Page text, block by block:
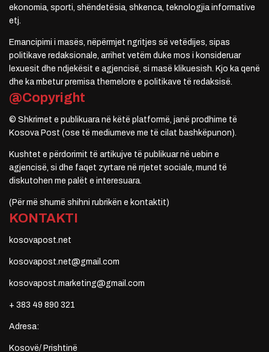
ekonomia, sporti, shëndetësia, shkenca, teknologjia informative
etj.
Emancipimi i masës, nëpërmjet ngritjes së vetëdijes, sipas
politikave redaksionale, arrihet vetëm duke mos i konsideruar
lexuesit dhe ndjekësit e agjencisë, si masë klikuesish. Kjo ka qenë
dhe ka mbetur premisa themelore e politikave të redaksisë.
@Copyright
© Shkrimet e publikuara në këtë platformë, janë prodhime të
Kosova Post (ose të mediumeve me të cilat bashkëpunon).
Kushtet e përdorimit të artikujve të publikuar në uebin e
agjencisë, si dhe faqet zyrtare në rrjetet sociale, mund të
diskutohen me palët e interesuara.
(Për më shumë shihni rubrikën e kontaktit)
KONTAKTI
kosovapost.net
kosovapost.net@gmail.com
kosovapost.marketing@gmail.com
+ 383 49 890 321
Adresa:
Kosovë/ Prishtinë